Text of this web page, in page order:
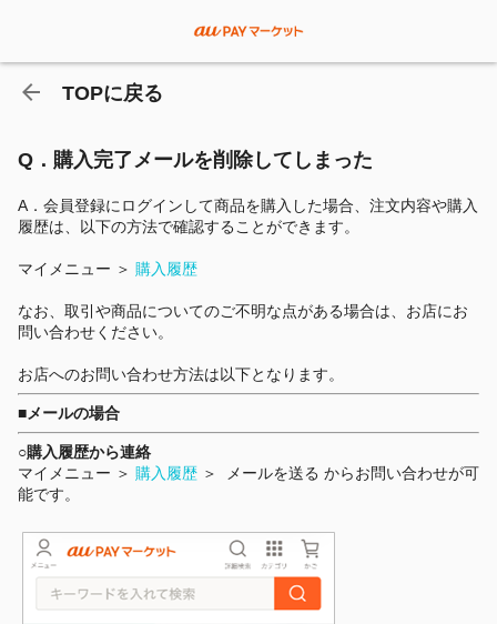
TOPに戻る
Q．購入完了メールを削除してしまった
A．会員登録にログインして商品を購入した場合、注文内容や購入
履歴は、以下の方法で確認することができます。
マイメニュー ＞ 購入履歴
なお、取引や商品についてのご不明な点がある場合は、お店にお
問い合わせください。
お店へのお問い合わせ方法は以下となります。
■メールの場合
○購入履歴から連絡
マイメニュー ＞ 購入履歴 ＞ メールを送る からお問い合わせが可
能です。